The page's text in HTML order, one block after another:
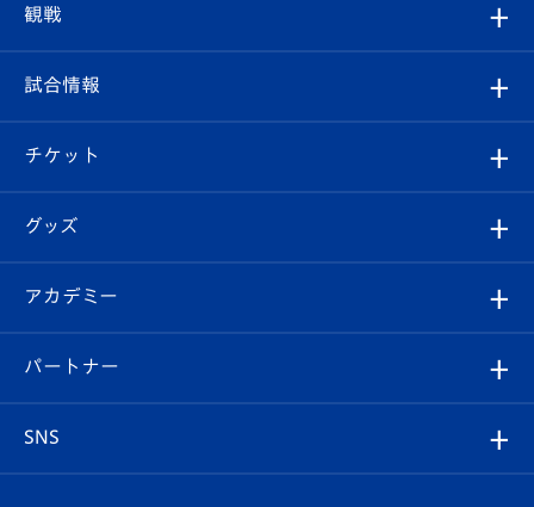
クラブ
試合情報
チケット
イベント
メディア
ホームタウン
クラブ概要
エンブレム紹介
スタッフプロフィール
マスコット紹介
観戦
観戦ルール
はじめての観戦ガイド
Revive Team
ヴィヴィくんの長崎おもてなしガイド
試合情報
試合日程/結果
フォトギャラリー
スタジアムグルメ
チケット
チケット
V-LOVERS（ファンクラブ）
プレイヤーズスイート
グッズ
オンラインショップ
店舗情報
アカデミー
育成からのお知らせ
U-18
パートナー
SNS